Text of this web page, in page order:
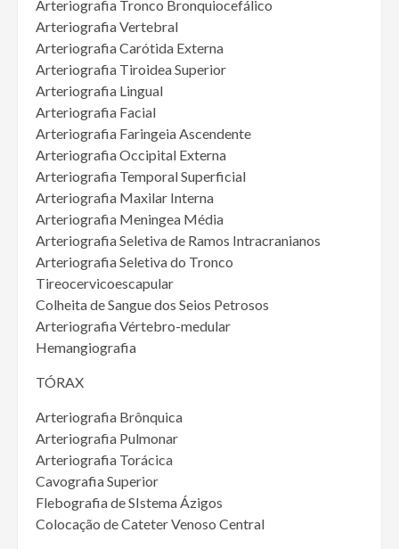
Arteriografia Tronco Bronquiocefálico
Arteriografia Vertebral
Arteriografia Carótida Externa
Arteriografia Tiroidea Superior
Arteriografia Lingual
Arteriografia Facial
Arteriografia Faringeia Ascendente
Arteriografia Occipital Externa
Arteriografia Temporal Superficial
Arteriografia Maxilar Interna
Arteriografia Meningea Média
Arteriografia Seletiva de Ramos Intracranianos
Arteriografia Seletiva do Tronco
Tireocervicoescapular
Colheita de Sangue dos Seios Petrosos
Arteriografia Vértebro-medular
Hemangiografia
TÓRAX
Arteriografia Brônquica
Arteriografia Pulmonar
Arteriografia Torácica
Cavografia Superior
Flebografia de SIstema Ázigos
Colocação de Cateter Venoso Central